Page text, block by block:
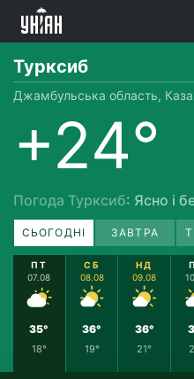
Турксиб
Джамбульська область,
+24°
Погода Турксиб: Ясно і
СЬОГОДНІ ЗАВТРА
ПТ
07.08
35°
18°
СБ
08.08
36°
19°
НД
09.08
36°
21°